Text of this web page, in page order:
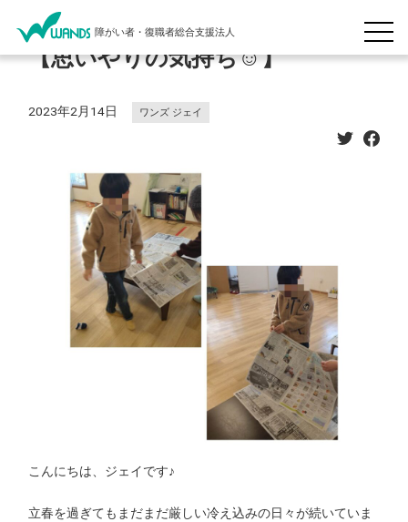
障がい者・復職者総合支援法人
【思いやりの気持ち☺】
2023年2月14日 ワンズ ジェイ
こんにちは、ジェイです♪
立春を過ぎてもまだまだ厳しい冷え込みの日々が続いていま